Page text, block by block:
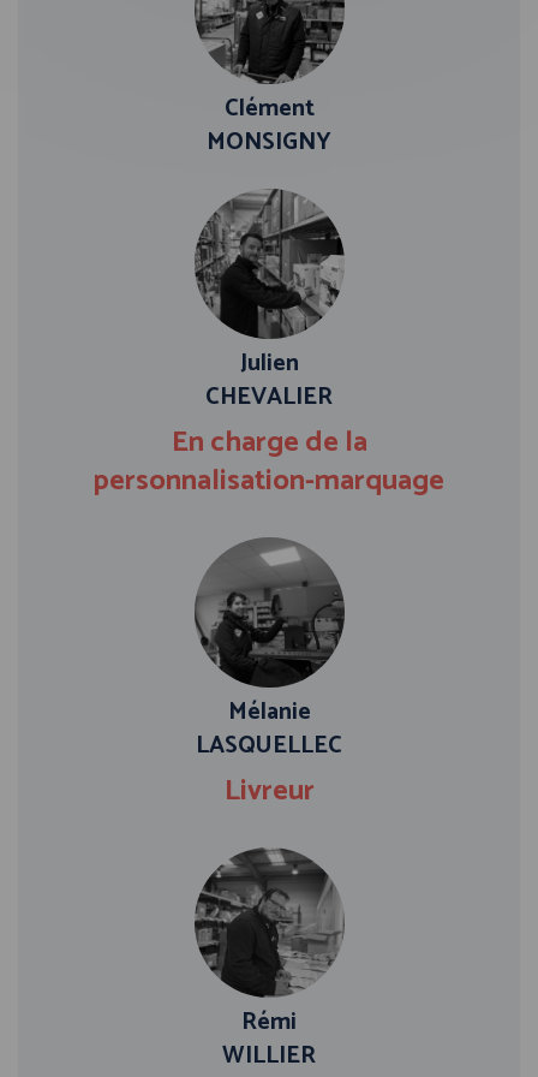
Clément
MONSIGNY
Julien
CHEVALIER
En charge de la
personnalisation-marquage
Mélanie
LASQUELLEC
Livreur
Rémi
WILLIER